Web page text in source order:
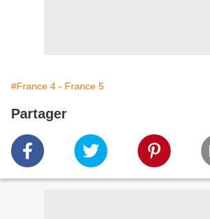
#France 4 - France 5
Partager